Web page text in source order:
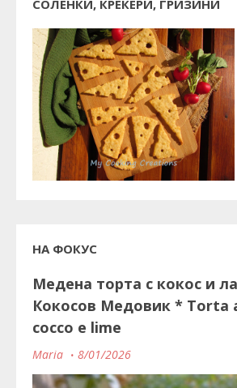
СОЛЕНКИ, КРЕКЕРИ, ГРИЗИНИ
НА ФОКУС
Медена торта с кокос и
Кокосов Медовик * Torta
cocco e lime
Maria 8/01/2026